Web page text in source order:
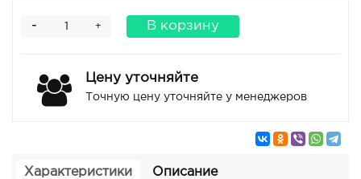
+
- В корзину
Цену уточняйте
Точную цену уточняйте у менеджеров
Характеристики Описание